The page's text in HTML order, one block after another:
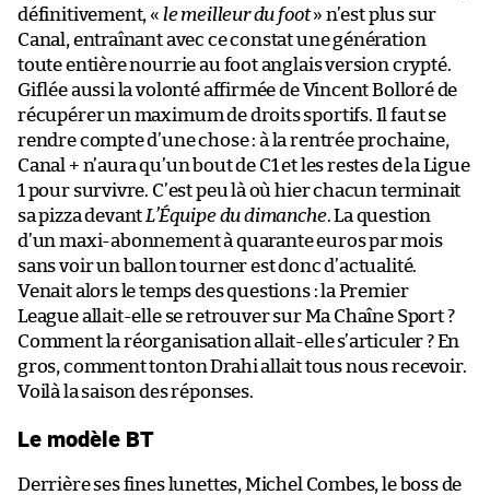
définitivement, « le meilleur du foot» n’est plus sur
Canal, entraînant avec ce constat une génération
toute entière nourrie au foot anglais version crypté.
Giflée aussi la volonté affirmée de Vincent Bolloré de
récupérer un maximum de droits sportifs. Il faut se
rendre compte d’une chose : à la rentrée prochaine,
Canal + n’aura qu’un bout de C1 et les restes de la Ligue
1 pour survivre. C’est peu là où hier chacun terminait
sa pizza devant L’Équipe du dimanche. La question
d’un maxi-abonnement à quarante euros par mois
sans voir un ballon tourner est donc d’actualité.
Venait alors le temps des questions : la Premier
League allait-elle se retrouver sur Ma Chaîne Sport ?
Comment la réorganisation allait-elle s’articuler ? En
gros, comment tonton Drahi allait tous nous recevoir.
Voilà la saison des réponses.
Le modèle BT
Derrière ses fines lunettes, Michel Combes, le boss de